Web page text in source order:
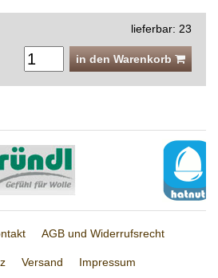
lieferbar: 23
in den Warenkorb
AGB und Widerrufsrecht
Versand Impressum